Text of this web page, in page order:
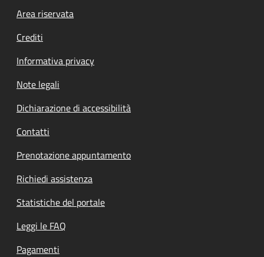
Footer menu
Area riservata
Crediti
Informativa privacy
Note legali
Dichiarazione di accessibilità
Contatti
Prenotazione appuntamento
Richiedi assistenza
Statistiche del portale
Leggi le FAQ
Pagamenti